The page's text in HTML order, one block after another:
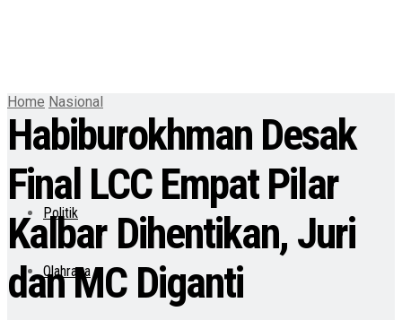
Politik
Olahraga
Home Nasional
Habiburokhman Desak
Final LCC Empat Pilar
Kalbar Dihentikan, Juri
dan MC Diganti